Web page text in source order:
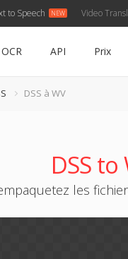
to Speech Video
OCR API Prix
DSS à WV
DSS
les